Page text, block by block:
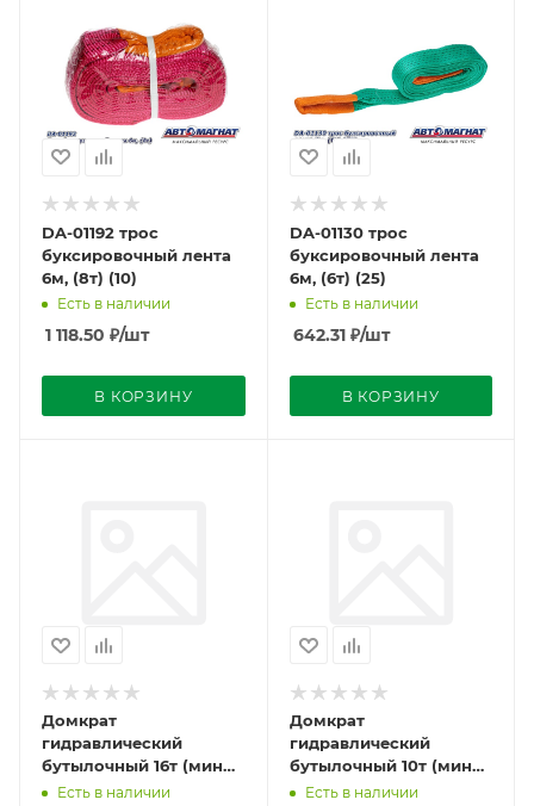
DA-01192 трос
буксировочный лента
6м, (8т) (10)
Есть в наличии
1 118.50 ₽/шт
В КОРЗИНУ
DA-01130 трос
буксировочный лента
6м, (6т) (25)
Есть в наличии
642.31₽/шт
В КОРЗИНУ
Домкрат
гидравлический
бутылочный 16т (мин
225мм, мах 425мм) с
Есть в наличии
Домкрат
гидравлический
бутылочный 10т (мин
200мм, мах 385мм) с
Есть в наличии